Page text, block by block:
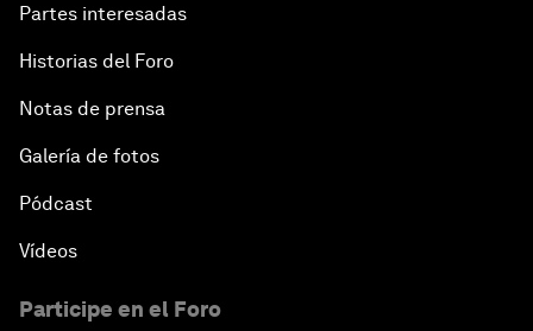
Partes interesadas
Historias del Foro
Notas de prensa
Galería de fotos
Pódcast
Vídeos
Participe en el Foro